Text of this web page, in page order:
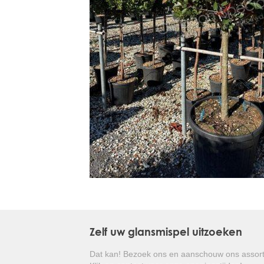
Treesafe
VORSTBESCHERMINGVOORBOMEN.NL
WINTERSCHUTZFUERBAEUME.DE
FROSTPROTECTIONFORTREES.CO.UK
Terracotta
TERRACOTTA.NL
TERRACOTTA.BE
TERRAKOTTA.DE
Zelf uw glansmispel uitzoeken
Dat kan! Bezoek ons en aanschouw ons